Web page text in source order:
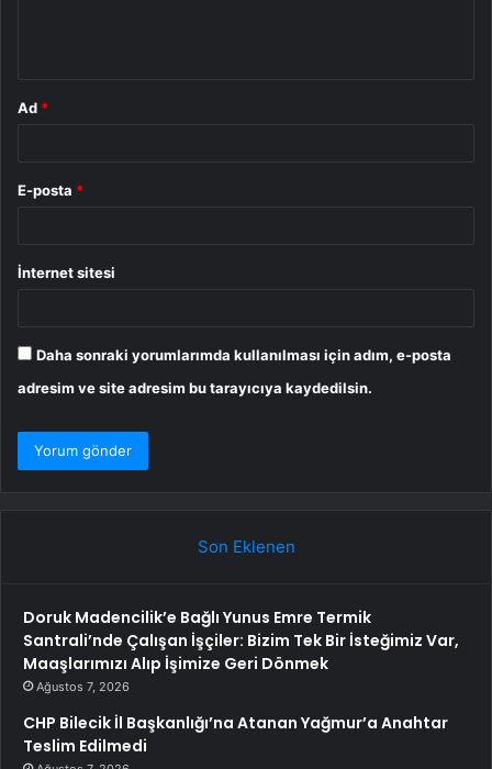
Ad *
E-posta *
İnternet sitesi
Daha sonraki yorumlarımda kullanılması için adım, e-posta
adresim ve site adresim bu tarayıcıya kaydedilsin.
Son Eklenen
Doruk Madencilik’e Bağlı Yunus Emre Termik
Santrali’nde Çalışan İşçiler: Bizim Tek Bir İsteğimiz Var,
Maaşlarımızı Alıp İşimize Geri Dönmek
Ağustos 7, 2026
CHP Bilecik İl Başkanlığı’na Atanan Yağmur’a Anahtar
Teslim Edilmedi